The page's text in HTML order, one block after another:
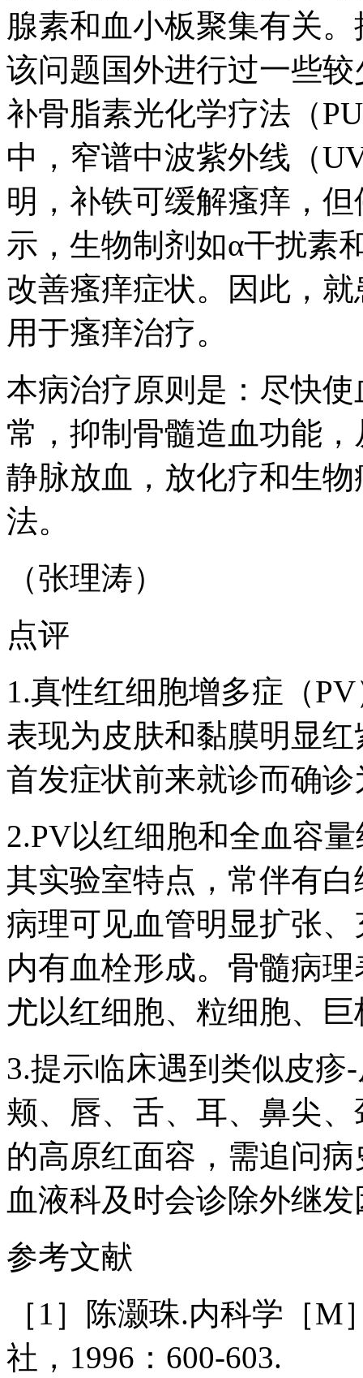
腺素和血小板聚集有关
该问题国外进行过一些
补骨脂素光化学疗法（
中，窄谱中波紫外线（
明，补铁可缓解瘙痒，
示，生物制剂如α干扰素
改善瘙痒症状。因此，
用于瘙痒治疗。
本病治疗原则是：尽快
常，抑制骨髓造血功能
静脉放血，放化疗和生
法。
（张理涛）
点评
1.真性红细胞增多症（
表现为皮肤和黏膜明显
首发症状前来就诊而确
2.PV以红细胞和全血容
其实验室特点，常伴有
病理可见血管明显扩张
内有血栓形成。骨髓病
尤以红细胞、粒细胞、
3.提示临床遇到类似皮
颊、唇、舌、耳、鼻尖
的高原红面容，需追问
血液科及时会诊除外继
参考文献
［1］陈灏珠.内科学［
社，1996：600-603.